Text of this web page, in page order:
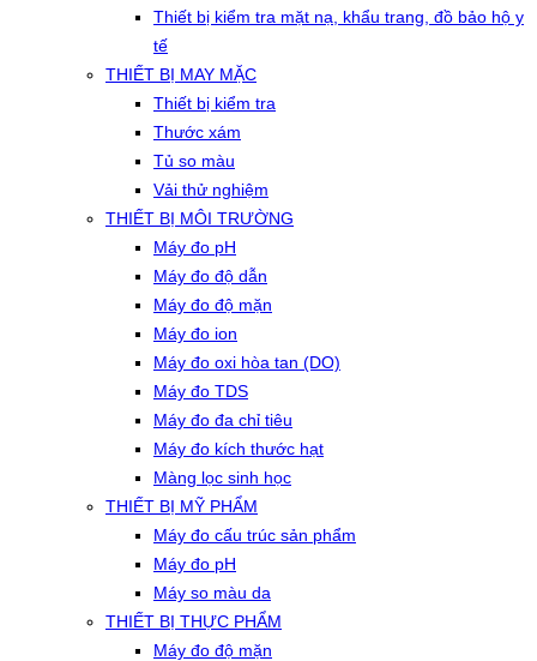
Thiết bị kiểm tra mặt nạ, khẩu trang, đồ bảo hộ y
tế
THIẾT BỊ MAY MẶC
Thiết bị kiểm tra
Thước xám
Tủ so màu
Vải thử nghiệm
THIẾT BỊ MÔI TRƯỜNG
Máy đo pH
Máy đo độ dẫn
Máy đo độ mặn
Máy đo ion
Máy đo oxi hòa tan (DO)
Máy đo TDS
Máy đo đa chỉ tiêu
Máy đo kích thước hạt
Màng lọc sinh học
THIẾT BỊ MỸ PHẨM
Máy đo cấu trúc sản phẩm
Máy đo pH
Máy so màu da
THIẾT BỊ THỰC PHẨM
Máy đo độ mặn